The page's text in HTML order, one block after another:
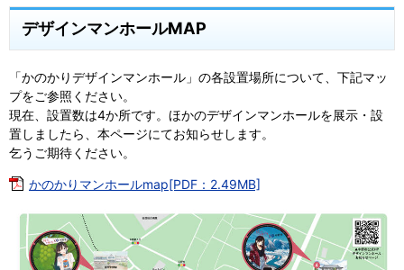
デザインマンホールMAP
「かのかりデザインマンホール」の各設置場所について、下記マッ
プをご参照ください。
現在、設置数は4か所です。ほかのデザインマンホールを展示・設
置しましたら、本ページにてお知らせします。
乞うご期待ください。
かのかりマンホールmap[PDF：2.49MB]